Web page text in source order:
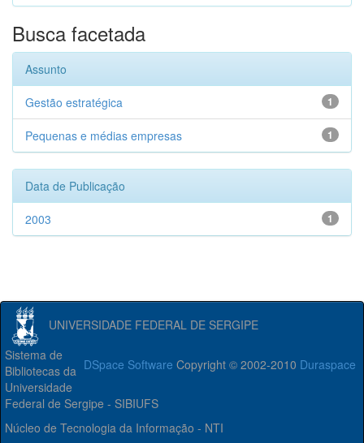
Busca facetada
Assunto
1
Gestão estratégica
1
Pequenas e médias empresas
Data de Publicação
1
2003
UNIVERSIDADE FEDERAL DE SERGIPE
DSpace Software Copyright © 2002-2010 Duraspace
Sistema de
Bibliotecas da
Universidade
Federal de Sergipe - SIBIUFS
Núcleo de Tecnologia da Informação - NTI